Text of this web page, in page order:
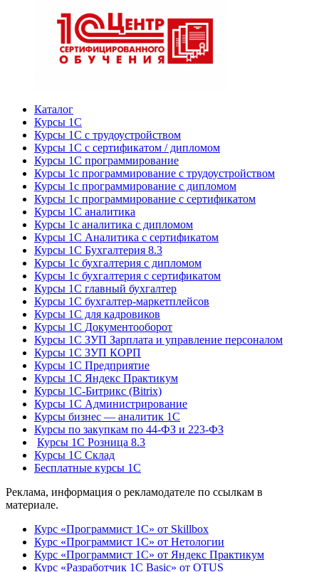
Каталог
Курсы 1С
Курсы 1С с трудоустройством
Курсы 1С с сертификатом / дипломом
Курсы 1С программирование
Курсы 1с программирование с трудоустройством
Курсы 1с программирование с дипломом
Курсы 1с программирование с сертификатом
Курсы 1С аналитика
Курсы 1с аналитика с дипломом
Курсы 1С Аналитика с сертификатом
Курсы 1С Бухгалтерия 8.3
Курсы 1с бухгалтерия с дипломом
Курсы 1с бухгалтерия с сертификатом
Курсы 1С главный бухгалтер
Курсы 1С бухгалтер-маркетплейсов
Курсы 1С для кадровиков
Курсы 1С Документооборот
Курсы 1С ЗУП Зарплата и управление персоналом
Курсы 1С ЗУП КОРП
Курсы 1С Предприятие
Курсы 1С Яндекс Практикум
Курсы 1С-Битрикс (Bitrix)
Курсы 1С Администрирование
Курсы бизнес — аналитик 1С
Курсы по закупкам по 44‑ФЗ и 223‑ФЗ
Курсы 1С Розница 8.3
Курсы 1С Склад
Бесплатные курсы 1С
Реклама, информация о рекламодателе по ссылкам в
материале.
Курс «Программист 1С» от Skillbox
Курс «Программист 1С» от Нетологии
Курс «Программист 1С» от Яндекс Практикум
Курс «Разработчик 1С Basic» от OTUS